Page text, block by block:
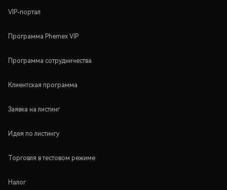
VIP-портал
Программа Phemex VIP
Программа сотрудничества
Клиентская программа
Заявка на листинг
Идея по листингу
Торговля в тестовом режиме
Налог